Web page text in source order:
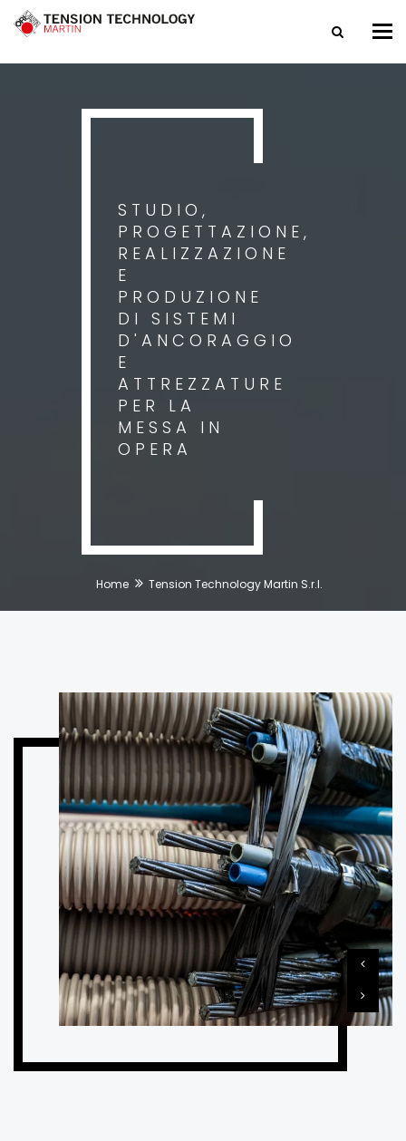
STUDIO,
PROGETTAZIONE,
REALIZZAZIONE
E
PRODUZIONE
DI SISTEMI
D'ANCORAGGIO
E
ATTREZZATURE
PER LA
MESSA IN
OPERA
Home Tension Technology Martin S.r.l.